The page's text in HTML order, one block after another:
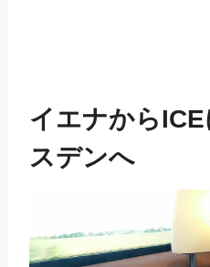
イエナから
スデンへ